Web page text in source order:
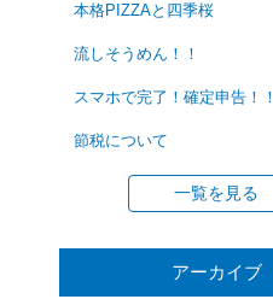
本格PIZZAと四季桜
流しそうめん！！
スマホで完了！確定申告！！
節税について
一覧を見る
アーカイブ